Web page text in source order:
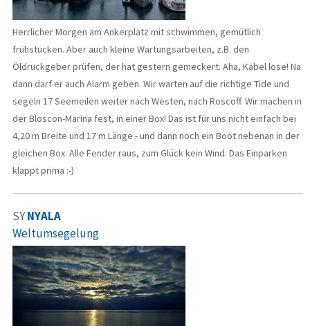
Herrlicher Morgen am Ankerplatz mit schwimmen, gemütlich
frühstücken. Aber auch kleine Wartungsarbeiten, z.B. den
Öldruckgeber prüfen, der hat gestern gemeckert. Aha, Kabel lose! Na
dann darf er auch Alarm geben. Wir warten auf die richtige Tide und
segeln 17 Seemeilen weiter nach Westen, nach Roscoff. Wir machen in
der Bloscon-Marina fest, in einer Box! Das ist für uns nicht einfach bei
4,20 m Breite und 17 m Länge - und dann noch ein Boot nebenan in der
gleichen Box. Alle Fender raus, zum Glück kein Wind. Das Einparken
klappt prima :-)
SYNYALA
Weltumsegelung